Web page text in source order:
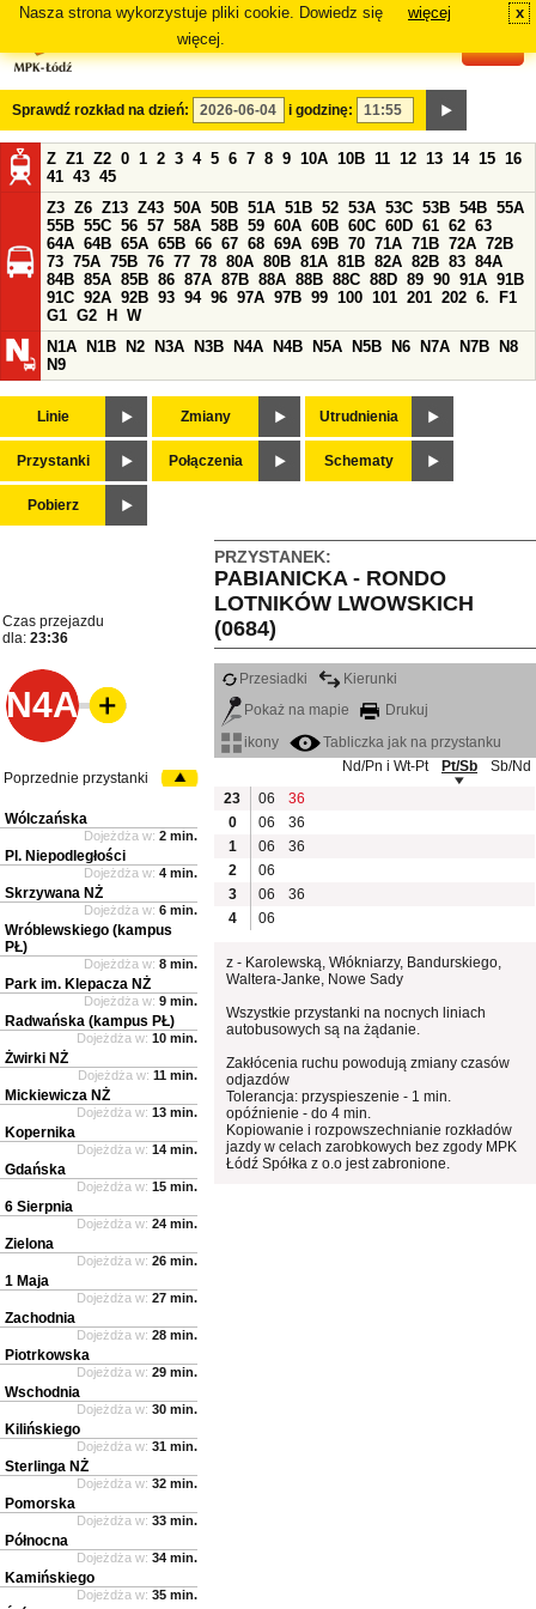
Nasza strona wykorzystuje pliki cookie. Dowiedz się
więcej.
więcej x
Sprawdź rozkład na dzień: i godzinę:
Z Z1 Z2 0 1 2 3 4 5 6 7 8 9 10A 10B 11 12 13 14 15 16
41 43 45
Z3 Z6 Z13 Z43 50A 50B 51A 51B 52 53A 53C 53B 54B 55A
55B 55C 56 57 58A 58B 59 60A 60B 60C 60D 61 62 63
64A 64B 65A 65B 66 67 68 69A 69B 70 71A 71B 72A 72B
73 75A 75B 76 77 78 80A 80B 81A 81B 82A 82B 83 84A
84B 85A 85B 86 87A 87B 88A 88B 88C 88D 89 90 91A 91B
91C 92A 92B 93 94 96 97A 97B 99 100 101 201 202 6.
F1
G1 G2 H
W
N1A
N1B N2 N3A N3B N4A N4B N5A N5B N6 N7A N7B
N8
N9
Linie Zmiany Utrudnienia
Przystanki Połączenia Schematy
Pobierz
PRZYSTANEK:
PABIANICKA - RONDO
LOTNIKÓW LWOWSKICH
(0684)
Czas przejazdu
dla: 23:36
N4A
Przesiadki
Kierunki
Pokaż na mapie
Drukuj
ikony
Tabliczka jak na przystanku
Nd/Pn i Wt-Pt
Pt/Sb
Sb/Nd
23
06
36
0
06
36
1
06
36
2
06
3
06
36
4
06
z - Karolewską, Włókniarzy, Bandurskiego,
Waltera-Janke, Nowe Sady
Wszystkie przystanki na nocnych liniach
autobusowych są na żądanie.
Zakłócenia ruchu powodują zmiany czasów
odjazdów
Tolerancja: przyspieszenie - 1 min.
opóźnienie - do 4 min.
Kopiowanie i rozpowszechnianie rozkładów
jazdy w celach zarobkowych bez zgody MPK
Łódź Spółka z o.o jest zabronione.
Poprzednie przystanki
Wólczańska
Dojeżdża w: 2 min.
Pl. Niepodległości
Dojeżdża w: 4 min.
Skrzywana NŻ
Dojeżdża w: 6 min.
Wróblewskiego (kampus
PŁ)
Dojeżdża w: 8 min.
Park im. Klepacza NŻ
Dojeżdża w: 9 min.
Radwańska (kampus PŁ)
Dojeżdża w: 10 min.
Żwirki NŻ
Dojeżdża w: 11 min.
Mickiewicza NŻ
Dojeżdża w: 13 min.
Kopernika
Dojeżdża w: 14 min.
Gdańska
Dojeżdża w: 15 min.
6 Sierpnia
Dojeżdża w: 24 min.
Zielona
Dojeżdża w: 26 min.
1 Maja
Dojeżdża w: 27 min.
Zachodnia
Dojeżdża w: 28 min.
Piotrkowska
Dojeżdża w: 29 min.
Wschodnia
Dojeżdża w: 30 min.
Kilińskiego
Dojeżdża w: 31 min.
Sterlinga NŻ
Dojeżdża w: 32 min.
Pomorska
Dojeżdża w: 33 min.
Północna
Dojeżdża w: 34 min.
Kamińskiego
Dojeżdża w: 35 min.